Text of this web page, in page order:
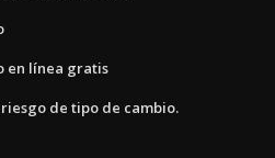
en línea gratis
de tipo de cambio.